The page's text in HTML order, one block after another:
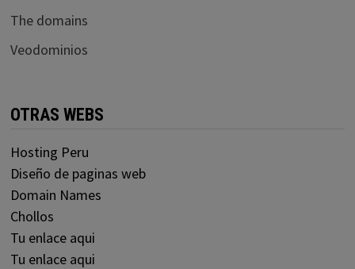
The domains
Veodominios
OTRAS WEBS
Hosting Peru
Diseño de paginas web
Domain Names
Chollos
Tu enlace aqui
Tu enlace aqui